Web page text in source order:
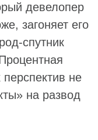
девелопер
загоняет его
спутник
не
на развод